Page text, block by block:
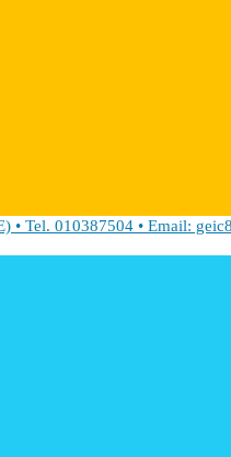
Tel. 010387504 • Email: